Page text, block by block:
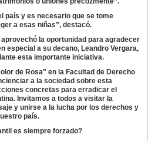
país y es necesario que se tome
a esas niñas”, destacó.
la oportunidad para agradecer
especial a su decano, Leandro Vergara,
esta importante iniciativa.
de Rosa" en la Facultad de Derecho
a la sociedad sobre esta
concretas para erradicar el
Invitamos a todos a visitar la
y unirse a la lucha por los derechos y
país.
es siempre forzado?